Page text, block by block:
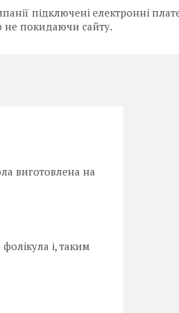
підключені електронні
не покидаючи сайту.
виготовлена на
і, таким